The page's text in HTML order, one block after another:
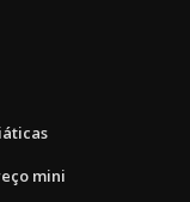
mini